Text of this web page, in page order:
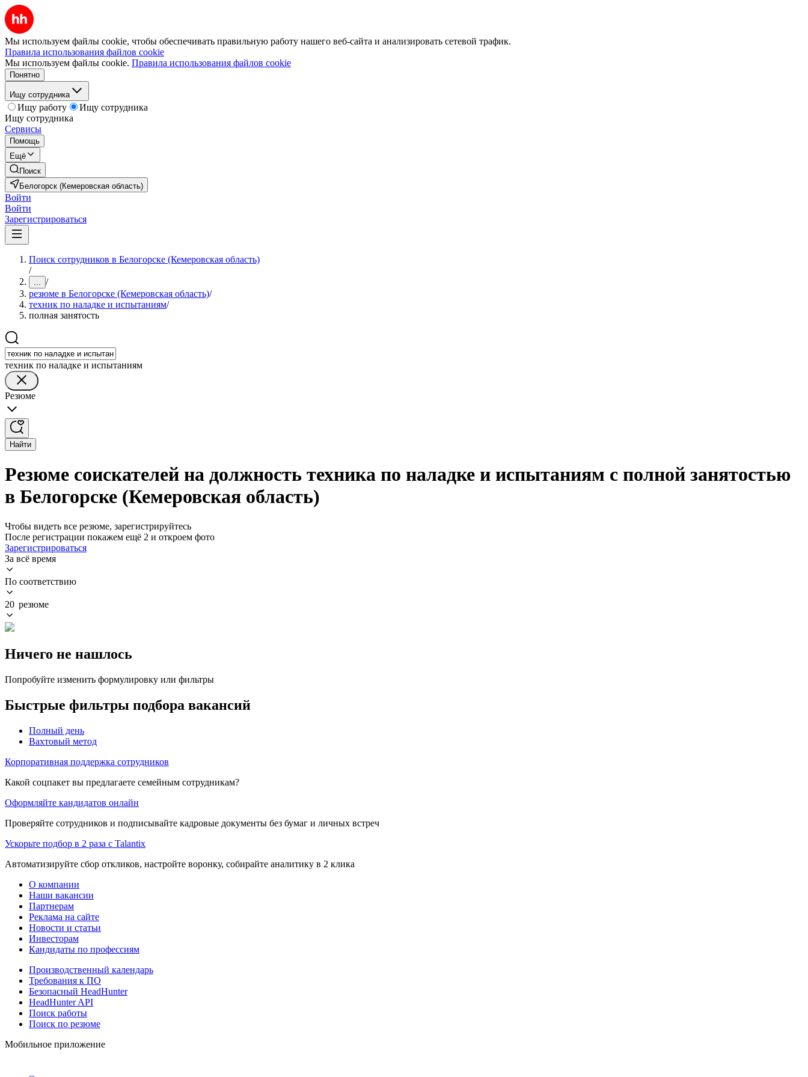
Мы используем файлы cookie, чтобы обеспечивать правильную работу нашего веб-сайта и анализировать сетевой трафик.
Правила использования файлов cookie
Мы используем файлы cookie. Правила использования файлов cookie
Понятно
Ищу сотрудника
Ищу работу
Ищу сотрудника
Ищу сотрудника
Сервисы
Помощь
Ещё
Поиск
Белогорск (Кемеровская область)
Войти
Войти
Зарегистрироваться
Поиск сотрудников в Белогорске (Кемеровская область)
/
... /
резюме в Белогорске (Кемеровская область)/
техник по наладке и испытаниям/
полная занятость
техник по наладке и испытаниям
Резюме
Найти
Резюме соискателей на должность техника по наладке и испытаниям с полной занятостью
в Белогорске (Кемеровская область)
Чтобы видеть все резюме, зарегистрируйтесь
После регистрации покажем ещё 2 и откроем фото
Зарегистрироваться
За всё время
По соответствию
20 резюме
Ничего не нашлось
Попробуйте изменить формулировку или фильтры
Быстрые фильтры подбора вакансий
Полный день
Вахтовый метод
Корпоративная поддержка сотрудников
Какой соцпакет вы предлагаете семейным сотрудникам?
Оформляйте кандидатов онлайн
Проверяйте сотрудников и подписывайте кадровые документы без бумаг и личных встреч
Ускорьте подбор в 2 раза с Talantix
Автоматизируйте сбор откликов, настройте воронку, собирайте аналитику в 2 клика
О компании
Наши вакансии
Партнерам
Реклама на сайте
Новости и статьи
Инвесторам
Кандидаты по профессиям
Производственный календарь
Требования к ПО
Безопасный HeadHunter
HeadHunter API
Поиск работы
Поиск по резюме
Мобильное приложение